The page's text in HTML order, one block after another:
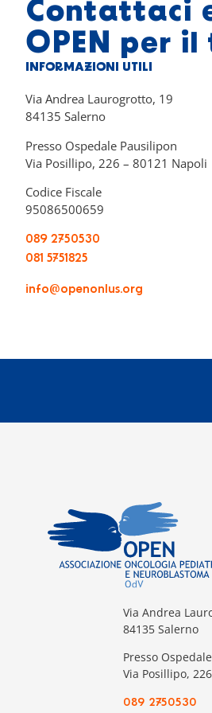
Contattaci
OPEN per
INFORMAZIONI UTILI
Via Andrea Laurogrotto, 19
84135 Salerno
Presso Ospedale Pausilipon
Via Posillipo, 226 – 80121 Napoli
Codice Fiscale
95086500659
089 2750530
081 5751825
info@openonlus.org
Via Andrea
84135 Salerno
Presso
Via Posillipo,
089 2750530